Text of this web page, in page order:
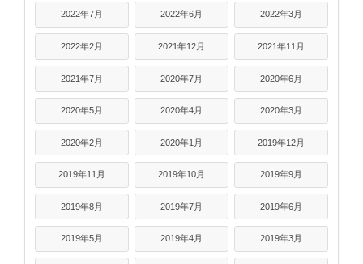
2022年7月 2022年6月 2022年3月
2022年2月 2021年12月 2021年11月
2021年7月 2020年7月 2020年6月
2020年5月 2020年4月 2020年3月
2020年2月 2020年1月 2019年12月
2019年11月 2019年10月 2019年9月
2019年8月 2019年7月 2019年6月
2019年5月 2019年4月 2019年3月